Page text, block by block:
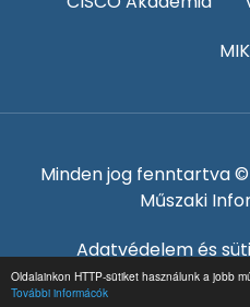
Oldalainkon HTTP-sütiket használunk a jobb
További informácók
Minden jog fenntartva
Műszaki
Adatvédelem és